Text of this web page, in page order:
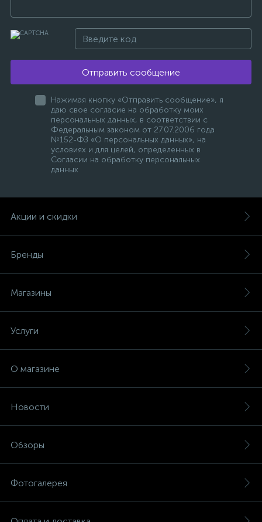
Отправить сообщение
Нажимая кнопку «Отправить сообщение», я
даю свое согласие на обработку моих
персональных данных, в соответствии с
Федеральным законом от 27.07.2006 года
№152-ФЗ «О персональных данных», на
условиях и для целей, определенных в
Согласии на обработку персональных
данных
Акции и скидки
Бренды
Магазины
Услуги
О магазине
Новости
Обзоры
Фотогалерея